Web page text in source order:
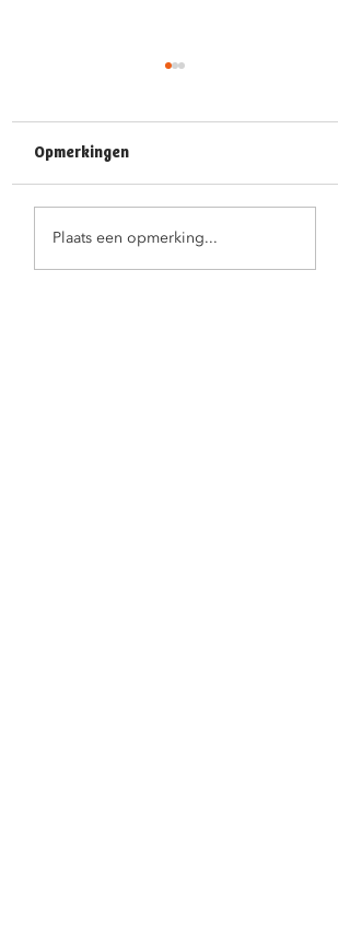
kleuterproclamatie
Opmerkingen
Plaats een opmerking...